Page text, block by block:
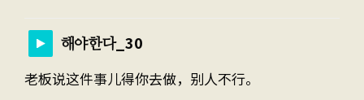
해야한다_30
老板说这件事儿得你去做，别人不行。